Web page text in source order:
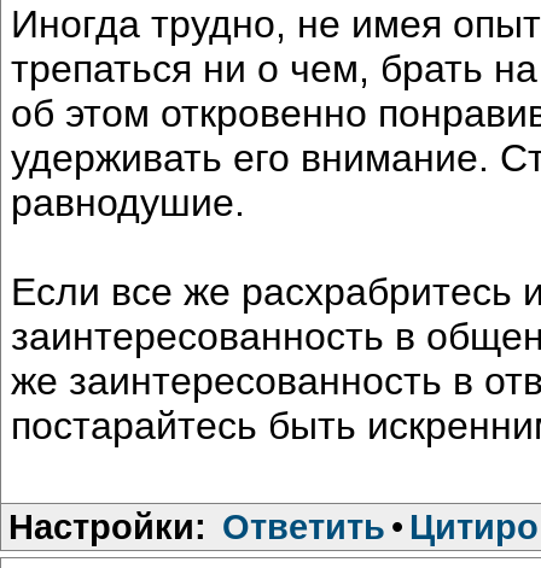
Иногда трудно, не имея
трепаться ни о чем, брать
об этом откровенно
удерживать его внимание.
равнодушие.
Если все же расхрабритесь
заинтересованность в
же заинтересованность в
постарайтесь быть
Настройки: Ответить •